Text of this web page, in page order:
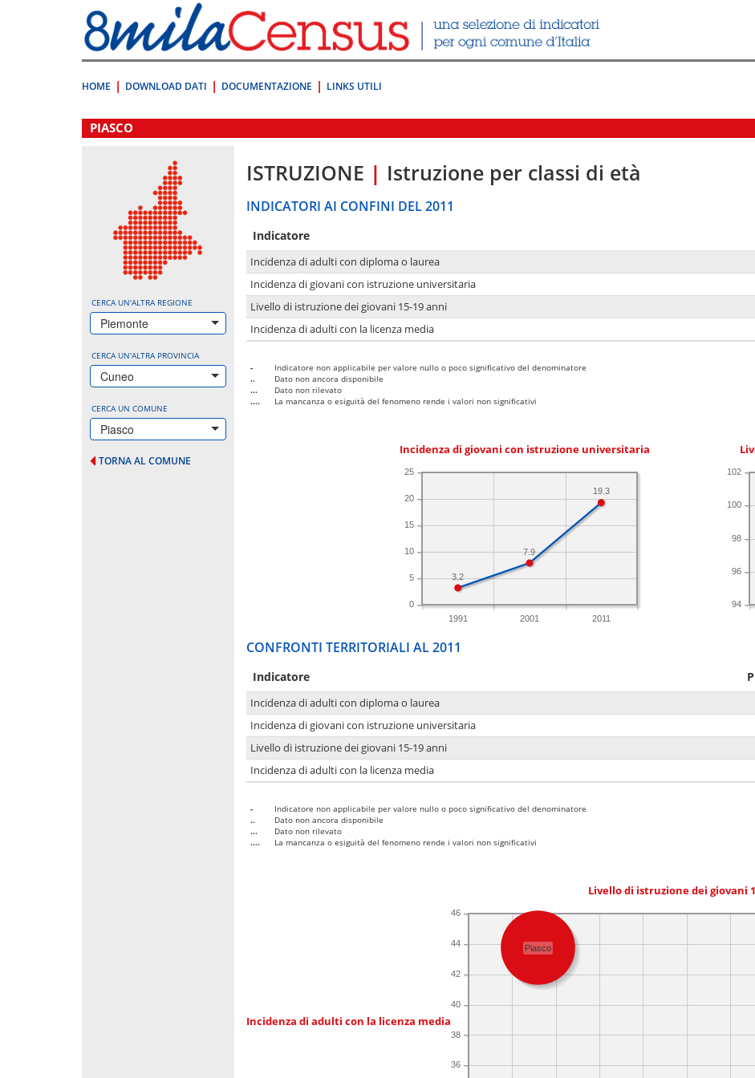
direttamente
a:
Contenuto
HOME DOWNLOAD DATI DOCUMENTAZIONE LINKS UTILI
.
PIASCO
CERCA UN'ALTRA REGIONE
Piemonte
CERCA UN'ALTRA PROVINCIA
Cuneo
CERCA UN COMUNE
Piasco
TORNA AL COMUNE
ISTRUZIONE | Istruzione per classi di età
INDICATORI AI CONFINI DEL 2011
Indicatore
Incidenza di adulti con diploma o laurea
Incidenza di giovani con istruzione universitaria
Livello di istruzione dei giovani 15-19 anni
Incidenza di adulti con la licenza media
-
Indicatore non applicabile per valore nullo o poco significativo del denominatore
..
Dato non ancora disponibile
...
Dato non rilevato
....
La mancanza o esiguità del fenomeno rende i valori non significativi
Incidenza di giovani con istruzione universitaria
1991 2001 2011
0
5
10
15
20
25
19.3
7.9
3.2
94
96
98
100
102
CONFRONTI TERRITORIALI AL 2011
Indicatore
Incidenza di adulti con diploma o laurea
Incidenza di giovani con istruzione universitaria
Livello di istruzione dei giovani 15-19 anni
Incidenza di adulti con la licenza media
-
Indicatore non applicabile per valore nullo o poco significativo del denominatore
..
Dato non ancora disponibile
...
Dato non rilevato
....
La mancanza o esiguità del fenomeno rende i valori non significativi
Livello di istruzione dei giovani
Incidenza di adulti con la licenza media
36
38
40
42
44
46
Piasco